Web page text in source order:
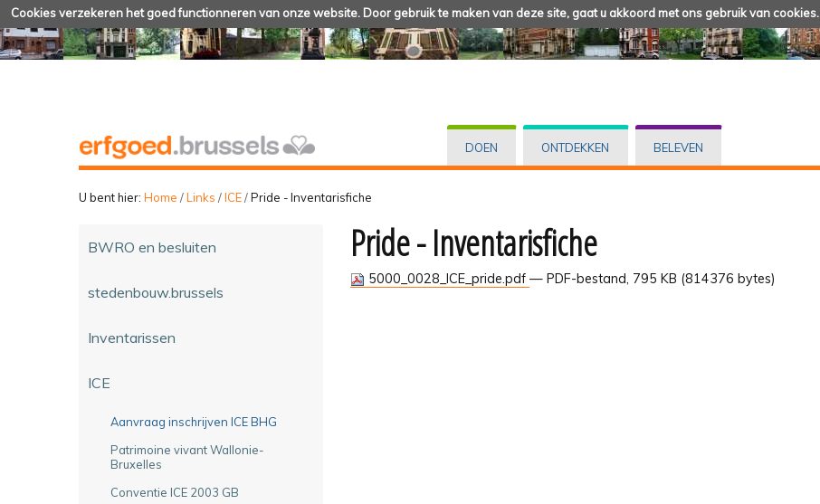
Cookies verzekeren het goed functionneren van onze website. Door gebruik te maken van deze site, gaat u akkoord met ons gebruik van cookies.
DOEN ONTDEKKEN BELEVEN
U bent hier: Home /Links /ICE/Pride - Inventarisfiche
BWRO en besluiten
stedenbouw.brussels
Inventarissen
ICE
Aanvraag inschrijven ICE BHG
Patrimoine vivant Wallonie-
Bruxelles
Conventie ICE 2003 GB
Pride - Inventarisfiche
5000_0028_ICE_pride.pdf — PDF-bestand, 795 KB (814376 bytes)